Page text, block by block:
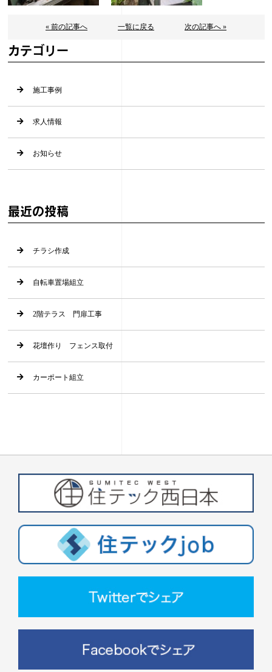
« 前の記事へ 一覧に戻る 次の記事へ »
カテゴリー
施工事例
求人情報
お知らせ
最近の投稿
チラシ作成
自転車置場組立
2階テラス 門扉工事
花壇作り フェンス取付
カーポート組立